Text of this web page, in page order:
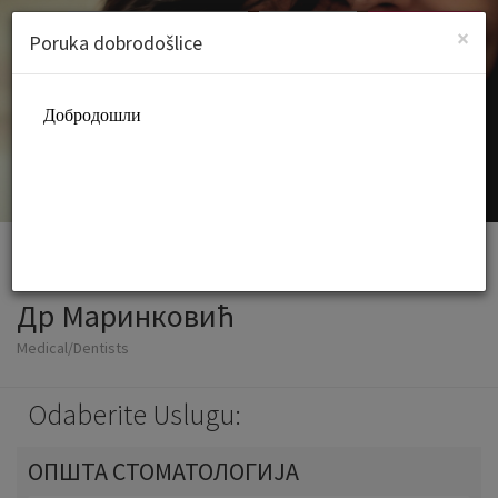
PRIJAVITE SE
Др Маринковић
Medical/Dentists
Odaberite Uslugu:
ОПШТА СТОМАТОЛОГИЈА
×
Poruka dobrodošlice